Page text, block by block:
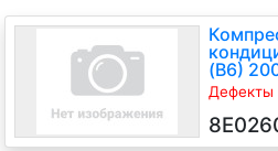
(B6)
Дефекты
AWX 1.9